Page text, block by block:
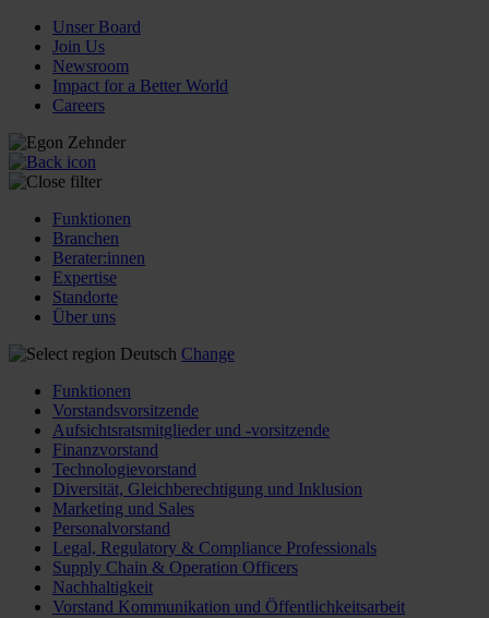
Unser Board
Join Us
Newsroom
Impact for a Better World
Careers
Funktionen
Branchen
Berater:innen
Expertise
Standorte
Über uns
Deutsch Change
Funktionen
Vorstandsvorsitzende
Aufsichtsratsmitglieder und -vorsitzende
Finanzvorstand
Technologievorstand
Diversität, Gleichberechtigung und Inklusion
Marketing und Sales
Personalvorstand
Legal, Regulatory & Compliance Professionals
Supply Chain & Operation Officers
Nachhaltigkeit
Vorstand Kommunikation und Öffentlichkeitsarbeit